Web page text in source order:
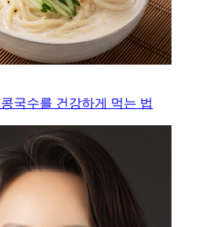
국수를 건강하게 먹는 법